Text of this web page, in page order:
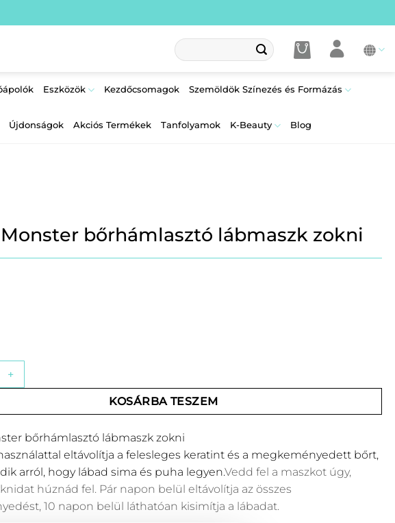
Keresés
a
Eszközök Kezdőcsomagok Szemöldök Színezés és Formázás
Újdonságok Akciós Termékek Tanfolyamok K-Beauty Blog
bőrhámlasztó lábmaszk zokni
bőrhámlasztó lábmaszk zokni mennyiség
KOSÁRBA TESZEM
bőrhámlasztó lábmaszk zokni
eltávolítja a felesleges keratint és a megkeményedett bőrt,
arról, hogy lábad sima és puha legyen.Vedd fel a maszkot úgy,
húznád fel. Pár napon belül eltávolítja az összes
10 napon belül láthatóan kisimítja a lábadat.